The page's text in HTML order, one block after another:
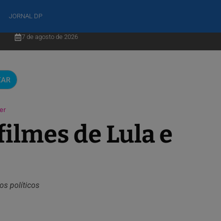
JORNAL DP
7 de agosto de 2026
de Lula e
políticos